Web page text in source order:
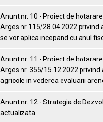
Anunt nr. 10 - Proiect de
Arges nr 115/28.04.2022 privind
se vor aplica incepand cu anul
Anunt nr. 11 - Proiect de
Arges nr. 355/15.12.2022
agricole in vederea evaluarii
Anunt nr. 12 - Strategia de
actualizata